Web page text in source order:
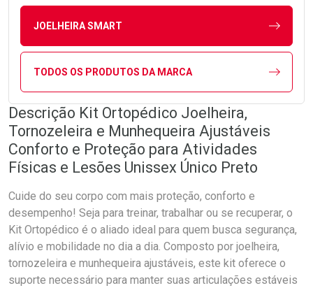
JOELHEIRA SMART
TODOS OS PRODUTOS DA MARCA
Descrição Kit Ortopédico Joelheira,
Tornozeleira e Munhequeira Ajustáveis
Conforto e Proteção para Atividades
Físicas e Lesões Unissex Único Preto
Cuide do seu corpo com mais proteção, conforto e
desempenho! Seja para treinar, trabalhar ou se recuperar, o
Kit Ortopédico é o aliado ideal para quem busca segurança,
alívio e mobilidade no dia a dia. Composto por joelheira,
tornozeleira e munhequeira ajustáveis, este kit oferece o
suporte necessário para manter suas articulações estáveis